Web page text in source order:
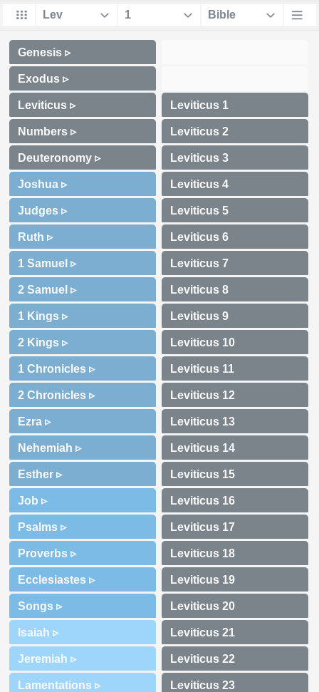
Genesis ▹
Exodus ▹
Leviticus ▹
Numbers ▹
Deuteronomy ▹
Joshua ▹
Judges ▹
Ruth ▹
1 Samuel ▹
2 Samuel ▹
1 Kings ▹
2 Kings ▹
1 Chronicles ▹
2 Chronicles ▹
Ezra ▹
Nehemiah ▹
Esther ▹
Job ▹
Psalms ▹
Proverbs ▹
Ecclesiastes ▹
Songs ▹
Isaiah ▹
Jeremiah ▹
Lamentations ▹